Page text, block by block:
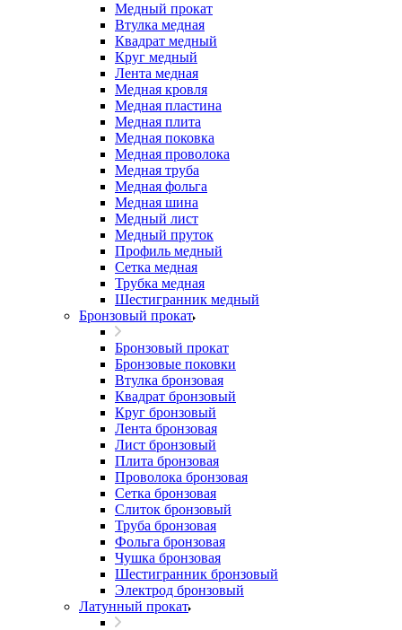
Медный прокат
Втулка медная
Квадрат медный
Круг медный
Лента медная
Медная кровля
Медная пластина
Медная плита
Медная поковка
Медная проволока
Медная труба
Медная фольга
Медная шина
Медный лист
Медный пруток
Профиль медный
Сетка медная
Трубка медная
Шестигранник медный
Бронзовый прокат
Бронзовый прокат
Бронзовые поковки
Втулка бронзовая
Квадрат бронзовый
Круг бронзовый
Лента бронзовая
Лист бронзовый
Плита бронзовая
Проволока бронзовая
Сетка бронзовая
Слиток бронзовый
Труба бронзовая
Фольга бронзовая
Чушка бронзовая
Шестигранник бронзовый
Электрод бронзовый
Латунный прокат